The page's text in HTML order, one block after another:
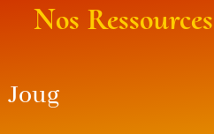
Nos Ressources
Joug